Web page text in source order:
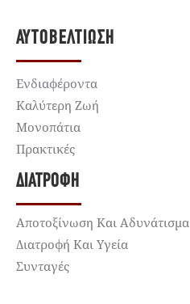
ΑΥΤΟΒΕΛΤΊΩΣΗ
Ενδιαφέροντα
Καλύτερη Ζωή
Μονοπάτια
Πρακτικές
ΔΙΑΤΡΟΦΉ
Αποτοξίνωση Και Αδυνάτισμα
Διατροφή Και Υγεία
Συνταγές